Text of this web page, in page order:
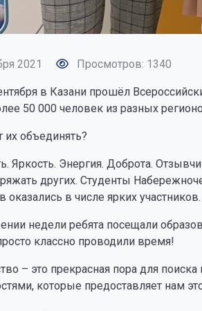
2021 Просмотров: 1340
в Казани прошёл
50 000 человек из разных
объединять?
Яркость. Энергия. Доброта.
других. Студенты
оказались в числе ярких участников.
недели ребята посещали
классно проводили время!
– это прекрасная пора для
которые предоставляет нам